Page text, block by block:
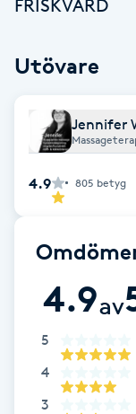
D
Dermapen
Diamantslipning
Extensions
FRISKVÅRD
Utövare
Jennifer
4.9 805 betyg
4.9av
5
4
3